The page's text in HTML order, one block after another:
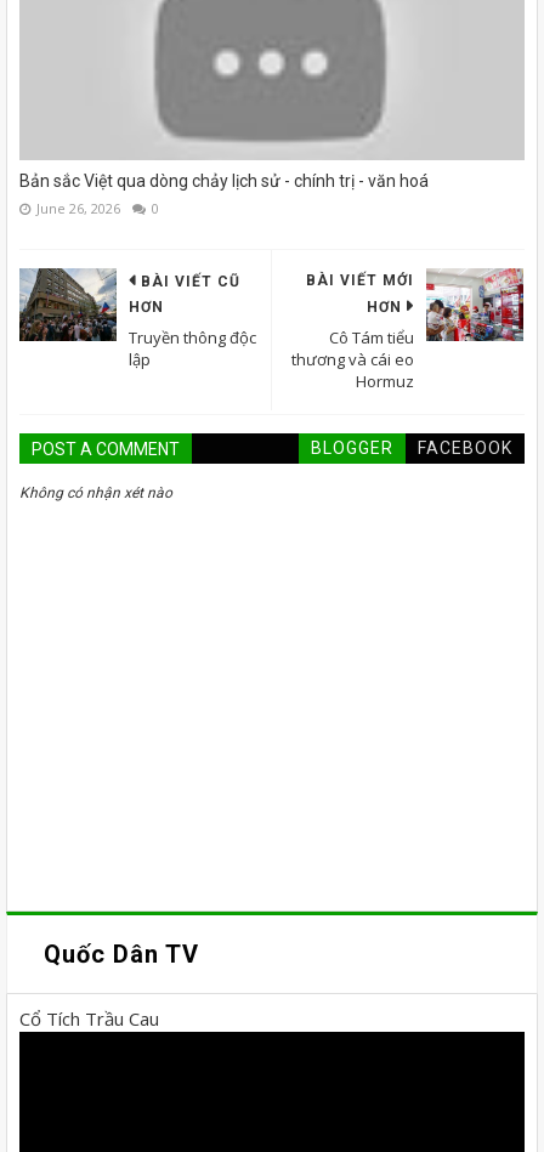
Bản sắc Việt qua dòng chảy lịch sử - chính trị - văn hoá
June 26, 2026 0
BÀI VIẾT MỚI
HƠN
Cô Tám tiểu
thương và cái eo
Hormuz
BÀI VIẾT CŨ
HƠN
Truyền thông độc
lập
POST A COMMENT BLOGGER FACEBOOK
Không có nhận xét nào
Quốc Dân TV
Cổ Tích Trầu Cau